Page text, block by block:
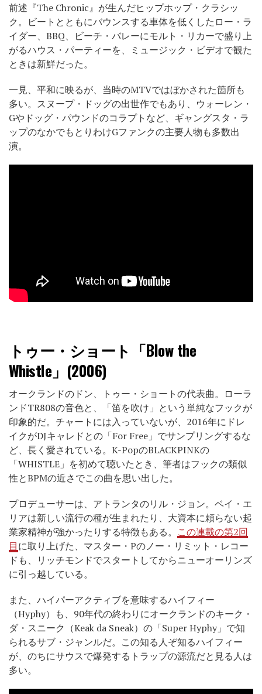
前述『The Chronic』が生んだヒップホップ・クラシッ
ク。ビートとともにバウンスする車体を低くしたロー・ラ
イダー、BBQ、ビーチ・バレーにモルト・リカーで盛り上
がるハウス・パーティーを、ミュージック・ビデオで観た
ときは新鮮だった。
一見、平和に映るが、当時のMTVではぼかされた箇所も
多い。スヌープ・ドッグの出世作でもあり、ウォーレン・
Gやドッグ・パウンドのコラプトなど、ギャングスタ・ラ
ップのなかでもとりわけGファンクの主要人物も多数出
演。
トゥー・ショート「Blow the
Whistle」(2006)
オークランドのドン、トゥー・ショートの代表曲。ローラ
ンドTR808の音色と、「笛を吹け」という単純なフックが
印象的だ。チャートには入っていないが、2016年にドレ
イクがDJキャレドとの「For Free」でサンプリングするな
ど、長く愛されている。K-PopのBLACKPINKの
「WHISTLE」を初めて聴いたとき、筆者はフックの類似
性とBPMの近さでこの曲を思い出した。
プロデューサーは、アトランタのリル・ジョン。ベイ・エ
リアは新しい流行の種が生まれたり、大資本に頼らない起
業家精神が強かったりする特徴もある。 この連載の第2回
目に取り上げた、マスター・Pのノー・リミット・レコー
ドも、リッチモンドでスタートしてからニューオーリンズ
に引っ越している。
また、ハイパーアクティブを意味するハイフィー
（Hyphy）も、90年代の終わりにオークランドのキーク・
ダ・スニーク（Keak da Sneak）の「Super Hyphy」で知
られるサブ・ジャンルだ。この知る人ぞ知るハイフィー
が、のちにサウスで爆発するトラップの源流だと見る人は
多い。